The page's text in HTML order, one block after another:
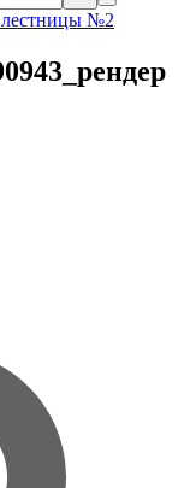
лестницы №2